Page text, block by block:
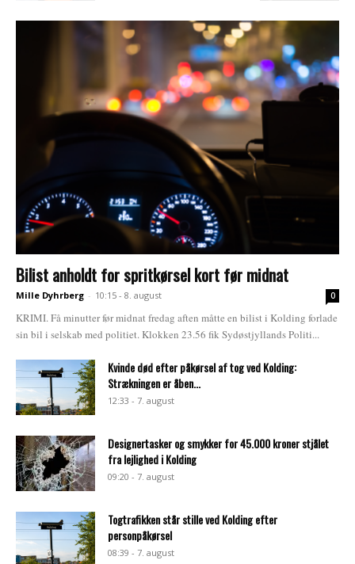
Bilist anholdt for spritkørsel kort før midnat
Mille Dyhrberg - 10:15 - 8. august 0
KRIMI. Få minutter før midnat fredag aften måtte en bilist i Kolding forlade
sin bil i selskab med politiet. Klokken 23.56 fik Sydøstjyllands Politi...
Kvinde død efter påkørsel af tog ved Kolding:
Strækningen er åben...
12:33 - 7. august
Designertasker og smykker for 45.000 kroner stjålet
fra lejlighed i Kolding
09:20 - 7. august
Togtrafikken står stille ved Kolding efter
personpåkørsel
08:39 - 7. august